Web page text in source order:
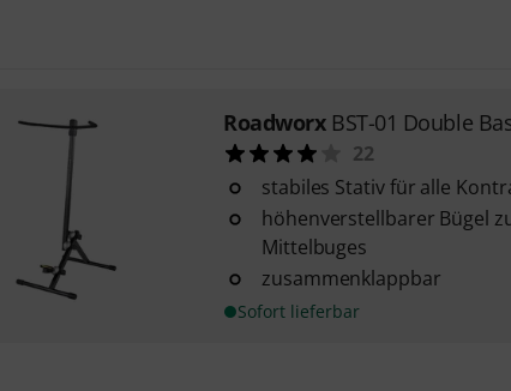
Roadworx BST-01 Double
22
stabiles Stativ für alle
höhenverstellbarer Bügel
Mittelbuges
zusammenklappbar
Sofort lieferbar